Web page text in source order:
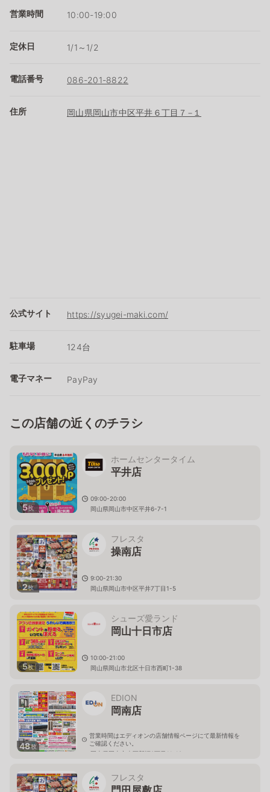
営業時間 10:00-19:00
定休日 1/1～1/2
電話番号 086-201-8822
住所 岡山県岡山市中区平井６丁目７−１
公式サイト https://syugei-maki.com/
駐車場 124台
電子マネー PayPay
この店舗の近くのチラシ
5枚
ホームセンタータイム
平井店
09:00-20:00
岡山県岡山市中区平井6-7-1
2枚
フレスタ
操南店
9:00-21:30
岡山県岡山市中区平井7丁目1-5
5枚
シューズ愛ランド
岡山十日市店
10:00-21:00
岡山県岡山市北区十日市西町1-38
48枚
EDION
岡南店
営業時間はエディオンの店舗情報ページにて最新情報を
ご確認ください。
岡山県岡山市南区新福2丁目11-10
フレスタ